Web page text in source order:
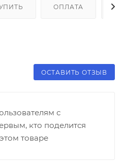
ОПЛАТА
ОСТАВИТЬ ОТЗЫВ
с
кто поделится
товаре